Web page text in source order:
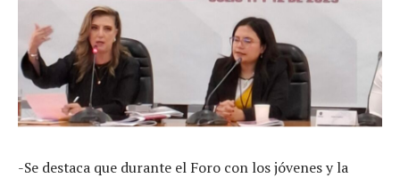
-Se destaca que durante el Foro con los jóvenes y la